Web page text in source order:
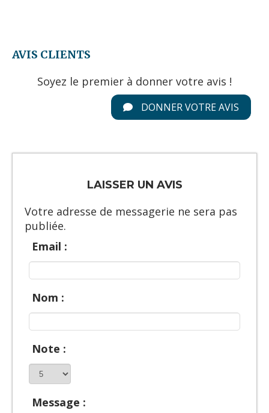
AVIS CLIENTS
Soyez le premier à donner votre avis !
DONNER VOTRE AVIS
LAISSER UN AVIS
Votre adresse de messagerie ne sera pas
publiée.
Email :
Nom :
Note :
Message :